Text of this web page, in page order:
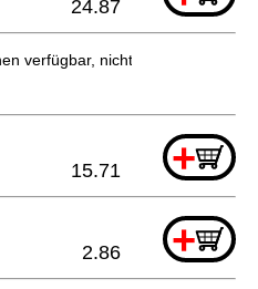
24.87
verfügbar, nicht bestellbar
+
15.71
+
2.86